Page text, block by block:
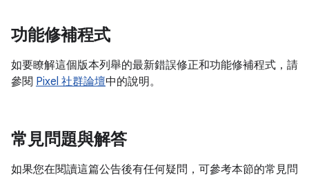
功能修補程式
如要瞭解這個版本列舉的最新錯誤修正和功能修補程式，請
參閱 Pixel 社群論壇中的說明。
常見問題與解答
如果您在閱讀這篇公告後有任何疑問，可參考本節的常見問